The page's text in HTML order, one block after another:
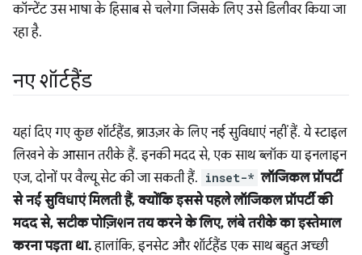
कॉन्टेंट उस भाषा के हिसाब से चलेगा जिसके लिए उसे डिलीवर किया जा
रहा है.
नए शॉर्टहैंड
यहां दिए गए कुछ शॉर्टहैंड, ब्राउज़र के लिए नई सुविधाएं नहीं हैं. ये स्टाइल
लिखने के आसान तरीके हैं. इनकी मदद से, एक साथ ब्लॉक या इनलाइन
एज, दोनों पर वैल्यू सेट की जा सकती हैं. inset-* लॉजिकल प्रॉपर्टी
से नई सुविधाएं मिलती हैं, क्योंकि इससे पहले लॉजिकल प्रॉपर्टी की
मदद से, सटीक पोज़िशन तय करने के लिए, लंबे तरीके का इस्तेमाल
करना पड़ता था.हालांकि, इनसेट और शॉर्टहैंड एक साथ बहुत अच्छी